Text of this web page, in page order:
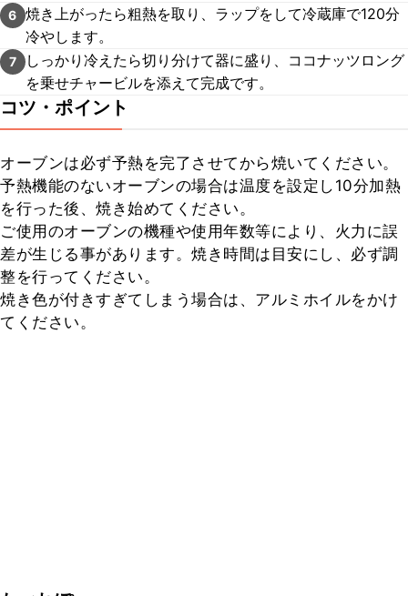
6 焼き上がったら粗熱を取り、ラップをして冷蔵庫で120分
冷やします。
7
しっかり冷えたら切り分けて器に盛り、ココナッツロング
を乗せチャービルを添えて完成です。
コツ・ポイント
オーブンは必ず予熱を完了させてから焼いてください。
予熱機能のないオーブンの場合は温度を設定し10分加熱
を行った後、焼き始めてください。
ご使用のオーブンの機種や使用年数等により、火力に誤
差が生じる事があります。焼き時間は目安にし、必ず調
整を行ってください。
焼き色が付きすぎてしまう場合は、アルミホイルをかけ
てください。